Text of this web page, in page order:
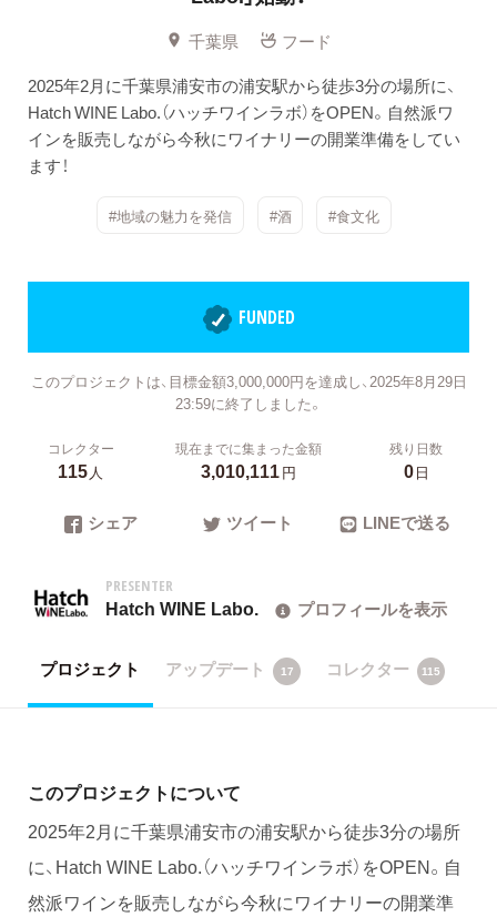
千葉県
フード
2025年2月に千葉県浦安市の浦安駅から徒歩3分の場所に、
Hatch WINE Labo.（ハッチワインラボ）をOPEN。自然派ワ
インを販売しながら今秋にワイナリーの開業準備をしてい
ます！
#地域の魅力を発信 #酒 #食文化
FUNDED
このプロジェクトは、目標金額3,000,000円を達成し、2025年8月29日
23:59に終了しました。
コレクター
115人
現在までに集まった金額
3,010,111円
残り日数
0日
シェア ツイート LINEで送る
PRESENTER
Hatch WINE Labo. プロフィールを表示
プロジェクト アップデート 17 コレクター 115
このプロジェクトについて
2025年2月に千葉県浦安市の浦安駅から徒歩3分の場所
に、Hatch WINE Labo.（ハッチワインラボ）をOPEN。自
然派ワインを販売しながら今秋にワイナリーの開業準